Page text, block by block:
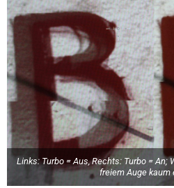
Links: Turbo = Aus, Rechts: Turbo =
freiem Auge kaum